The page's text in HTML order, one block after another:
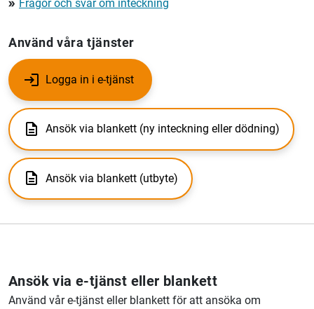
double_arrow Frågor och svar om inteckning
Använd våra tjänster
Logga in i e-tjänst
Ansök via blankett (ny inteckning eller dödning)
Ansök via blankett (utbyte)
Ansök via e-tjänst eller blankett
Använd vår e-tjänst eller blankett för att ansöka om